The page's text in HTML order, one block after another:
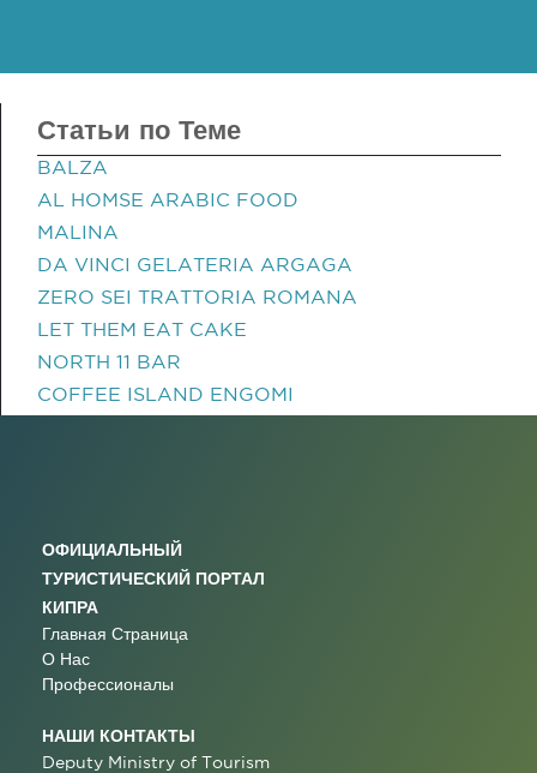
Статьи по Теме
BALZA
AL HOMSE ARABIC FOOD
MALINA
DA VINCI GELATERIA ARGAGA
ZERO SEI TRATTORIA ROMANA
LET THEM EAT CAKE
NORTH 11 BAR
COFFEE ISLAND ENGOMI
ОФИЦИАЛЬНЫЙ
ТУРИСТИЧЕСКИЙ ПОРТАЛ
КИПРА
Главная Страница
О Нас
Профессионалы
НАШИ КОНТАКТЫ
Deputy Ministry of Tourism